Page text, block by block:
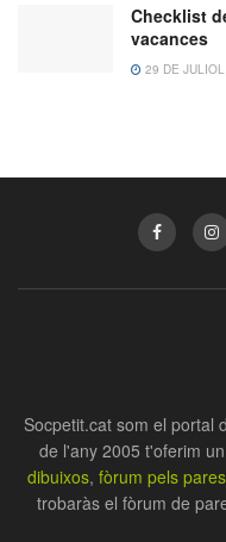
Checklist
vacances
29 DE
Socpetit.cat som el portal
de l'any 2005 t'oferim
dibuixos, fòrum pels pares
trobaràs el fòrum de